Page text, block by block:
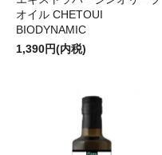
オイル CHETOUI
BIODYNAMIC
1,390円(内税)